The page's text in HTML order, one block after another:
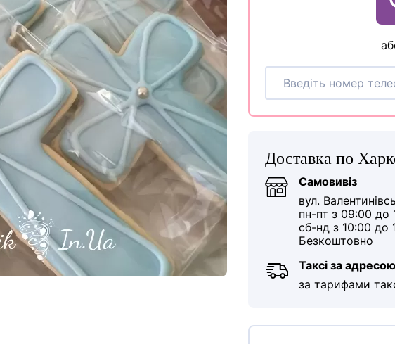
Доставка по
Самовивіз
вул.
пн-пт з 09:00 до
сб-нд з 10:00 до
Безкоштовно
Таксі за адресою
за тарифами